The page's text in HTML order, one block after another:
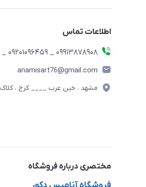
اطلاعات تماس
09913878908 _ 09201096459 _ 021.28424157
anamisart76@gmail.com
مشهد ، خین عرب ____ کرج ، کلاک
مختصری درباره فروشگاه